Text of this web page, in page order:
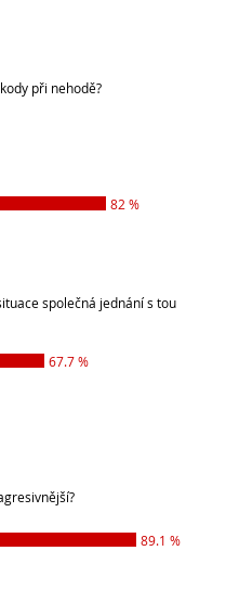
při nehodě?
82 %
společná jednání s tou
67.7 %
89.1 %